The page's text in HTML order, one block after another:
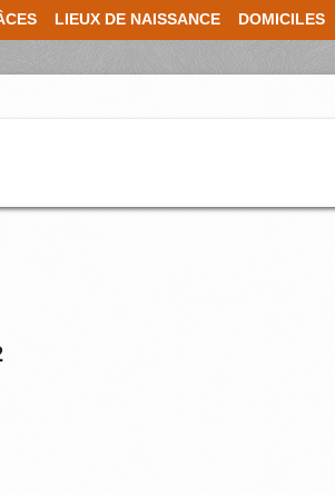
LIEUX DE NAISSANCE DOMICILES